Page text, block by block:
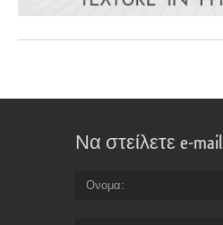
Να στείλετε e-mail
Ονομα